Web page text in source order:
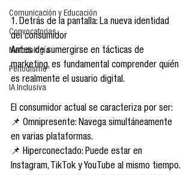
Comunicación y Educación
Convocatorias
Metodología
Periodismo
IA Inclusiva
1. Detrás de la pantalla: La nueva identidad
del consumidor
Antes de sumergirse en tácticas de
marketing, es fundamental comprender quién
es realmente el usuario digital.
El consumidor actual se caracteriza por ser:
📌 Omnipresente: Navega simultáneamente
en varias plataformas.
📌 Hiperconectado: Puede estar en
Instagram, TikTok y YouTube al mismo tiempo.